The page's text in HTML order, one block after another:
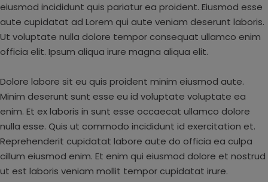
eiusmod incididunt quis pariatur ea proident. Eiusmod esse
aute cupidatat ad Lorem qui aute veniam deserunt laboris.
Ut voluptate nulla dolore tempor consequat ullamco enim
officia elit. Ipsum aliqua irure magna aliqua elit.
Dolore labore sit eu quis proident minim eiusmod aute.
Minim deserunt sunt esse eu id voluptate voluptate ea
enim. Et ex laboris in sunt esse occaecat ullamco dolore
nulla esse. Quis ut commodo incididunt id exercitation et.
Reprehenderit cupidatat labore aute do officia ea culpa
cillum eiusmod enim. Et enim qui eiusmod dolore et nostrud
ut est laboris veniam mollit tempor cupidatat irure.